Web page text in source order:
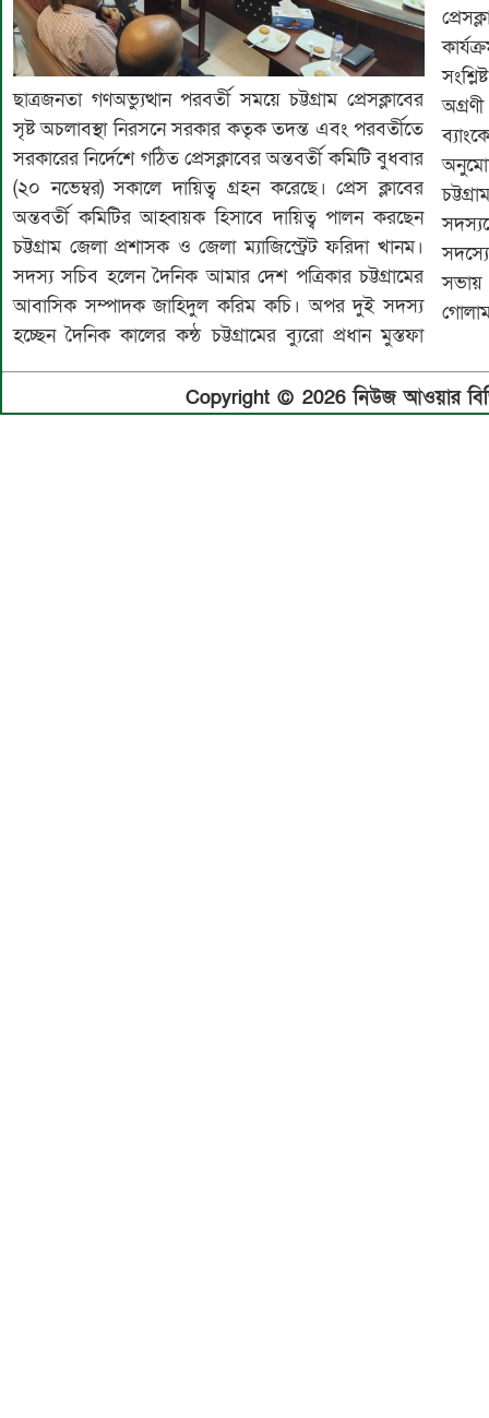
ছাত্রজনতা গণঅভ্যুত্থান পরবর্তী সময়ে চট্টগ্রাম প্রেসক্লাবের
সৃষ্ট অচলাবস্থা নিরসনে সরকার কতৃক তদন্ত এবং পরবর্তীতে
সরকারের নির্দেশে গঠিত প্রেসক্লাবের অন্তবর্তী কমিটি বুধবার
(২০ নভেম্বর) সকালে দায়িত্ব গ্রহন করেছে। প্রেস ক্লাবের
অন্তবর্তী কমিটির আহ্বায়ক হিসাবে দায়িত্ব পালন করছেন
চট্টগ্রাম জেলা প্রশাসক ও জেলা ম্যাজিস্ট্রেট ফরিদা খানম।
সদস্য সচিব হলেন দৈনিক আমার দেশ পত্রিকার চট্টগ্রামের
আবাসিক সম্পাদক জাহিদুল করিম কচি। অপর দুই সদস্য
হচ্ছেন দৈনিক কালের কন্ঠ চট্টগ্রামের ব্যুরো প্রধান মুস্তফা
সভায়
Copyright © 2026 নিউজ আওয়ার